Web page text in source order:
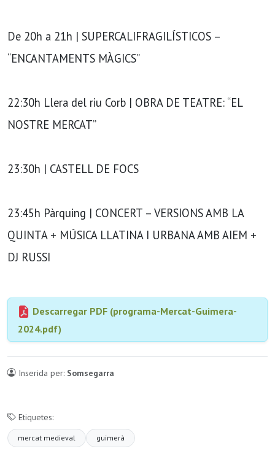
De 20h a 21h | SUPERCALIFRAGILÍSTICOS –
“ENCANTAMENTS MÀGICS”
22:30h Llera del riu Corb | OBRA DE TEATRE: “EL
NOSTRE MERCAT”
23:30h | CASTELL DE FOCS
23:45h Pàrquing | CONCERT – VERSIONS AMB LA
QUINTA + MÚSICA LLATINA I URBANA AMB AIEM +
DJ RUSSI
Descarregar PDF (programa-Mercat-Guimera-
2024.pdf)
Inserida per: Somsegarra
Etiquetes:
mercat medieval guimerà